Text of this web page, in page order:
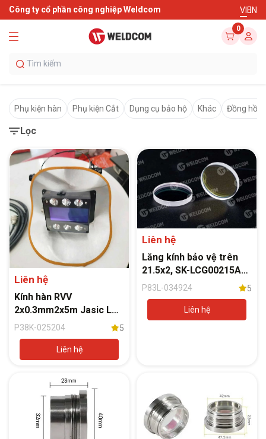
Công ty cổ phần công nghiệp Weldcom VIEN
0
Phụ kiện hàn Phụ kiện Cắt Dụng cụ bảo hộ Khác Đồng hồ
Lọc
Liên hệ
Kính hàn RVV
2x0.3mm2x5m Jasic LH-
1000 dùng cho máy hàn
Tig lạnh (bao bì xuất
P38K-025204 5
Liên hệ
Liên hệ
Lăng kính bảo vệ trên
21.5x2, SK-LCG00215A
(cho đầu cắt Light
cutter/ Procutter, 15-
20KW) - Weldcom
P83L-034924 5
Liên hệ